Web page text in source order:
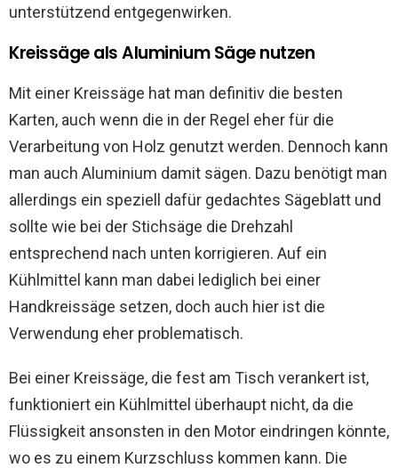
unterstützend entgegenwirken.
Kreissäge als Aluminium Säge nutzen
Mit einer Kreissäge hat man definitiv die besten
Karten, auch wenn die in der Regel eher für die
Verarbeitung von Holz genutzt werden. Dennoch kann
man auch Aluminium damit sägen. Dazu benötigt man
allerdings ein speziell dafür gedachtes Sägeblatt und
sollte wie bei der Stichsäge die Drehzahl
entsprechend nach unten korrigieren. Auf ein
Kühlmittel kann man dabei lediglich bei einer
Handkreissäge setzen, doch auch hier ist die
Verwendung eher problematisch.
Bei einer Kreissäge, die fest am Tisch verankert ist,
funktioniert ein Kühlmittel überhaupt nicht, da die
Flüssigkeit ansonsten in den Motor eindringen könnte,
wo es zu einem Kurzschluss kommen kann. Die